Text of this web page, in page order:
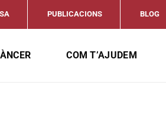
PUBLICACIONS BLOG
COM T’AJUDEM